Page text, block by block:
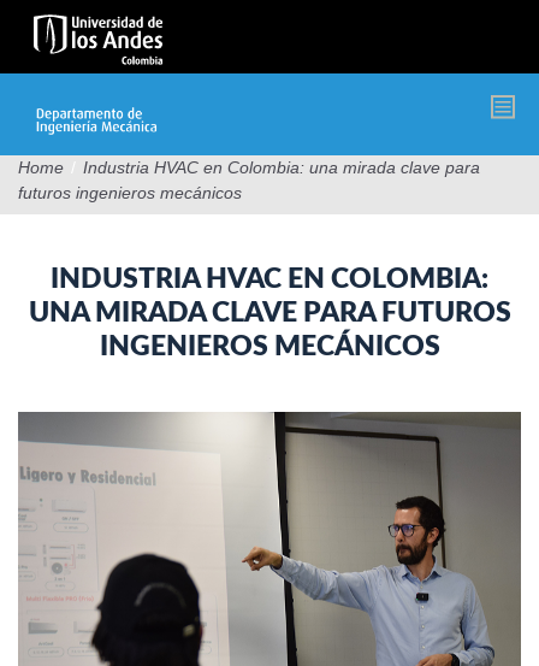
Pasar
contenido
Home / Industria HVAC en Colombia: una mirada clave para
futuros ingenieros mecánicos
INDUSTRIA HVAC EN COLOMBIA:
UNA MIRADA CLAVE PARA FUTUROS
INGENIEROS MECÁNICOS